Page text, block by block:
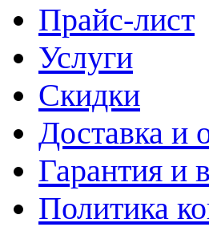
Прайс-лист
Услуги
Скидки
Доставка и
Гарантия и
Политика